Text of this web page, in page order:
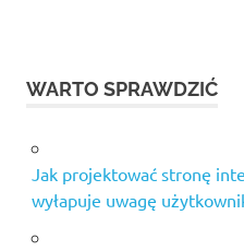
WARTO SPRAWDZIĆ
Jak projektować stronę
wyłapuje uwagę